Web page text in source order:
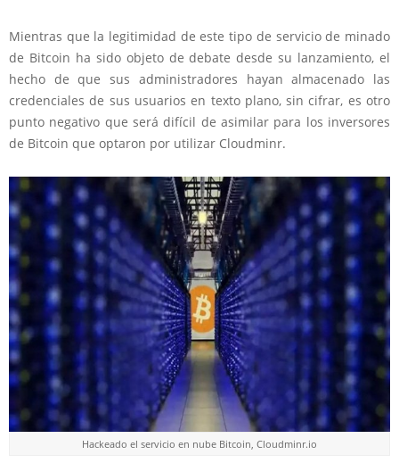
Mientras que la legitimidad de este tipo de servicio de minado
de Bitcoin ha sido objeto de debate desde su lanzamiento, el
hecho de que sus administradores hayan almacenado las
credenciales de sus usuarios en texto plano, sin cifrar, es otro
punto negativo que será difícil de asimilar para los inversores
de Bitcoin que optaron por utilizar Cloudminr.
Hackeado el servicio en nube Bitcoin, Cloudminr.io